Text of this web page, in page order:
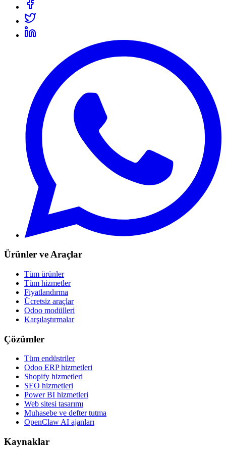
Ürünler ve Araçlar
Tüm ürünler
Tüm hizmetler
Fiyatlandırma
Ücretsiz araçlar
Odoo modülleri
Karşılaştırmalar
Çözümler
Tüm endüstriler
Odoo ERP hizmetleri
Shopify hizmetleri
SEO hizmetleri
Power BI hizmetleri
Web sitesi tasarımı
Muhasebe ve defter tutma
OpenClaw AI ajanları
Kaynaklar